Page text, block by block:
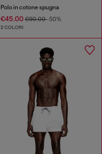
Polo in cotone spugna
€45.00€90.00-50%
2 COLORI